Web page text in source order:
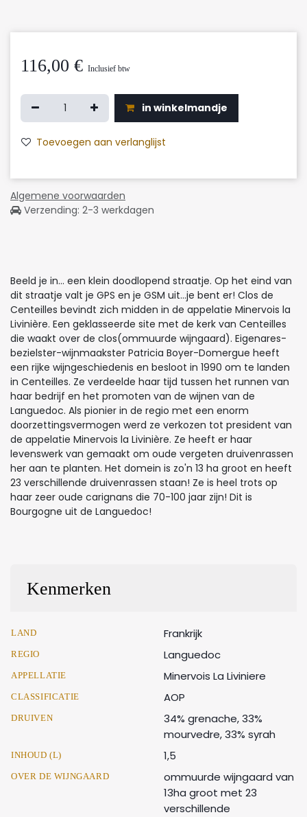
116,00 € Inclusief btw
in winkelmandje
Toevoegen aan verlanglijst
Algemene voorwaarden
Verzending: 2-3 werkdagen
Beeld je in... een klein doodlopend straatje. Op het eind van
dit straatje valt je GPS en je GSM uit...je bent er! Clos de
Centeilles bevindt zich midden in de appelatie Minervois la
Livinière. Een geklasseerde site met de kerk van Centeilles
die waakt over de clos(ommuurde wijngaard). Eigenares-
bezielster-wijnmaakster Patricia Boyer-Domergue heeft
een rijke wijngeschiedenis en besloot in 1990 om te landen
in Centeilles. Ze verdeelde haar tijd tussen het runnen van
haar bedrijf en het promoten van de wijnen van de
Languedoc. Als pionier in de regio met een enorm
doorzettingsvermogen werd ze verkozen tot president van
de appelatie Minervois la Livinière. Ze heeft er haar
levenswerk van gemaakt om oude vergeten druivenrassen
her aan te planten. Het domein is zo'n 13 ha groot en heeft
23 verschillende druivenrassen staan! Ze is heel trots op
haar zeer oude carignans die 70-100 jaar zijn! Dit is
Bourgogne uit de Languedoc!
Kenmerken
LAND Frankrijk
REGIO Languedoc
APPELLATIE Minervois La Liviniere
CLASSIFICATIE AOP
DRUIVEN
34% grenache, 33%
mourvedre, 33% syrah
INHOUD (L) 1,5
OVER DE WIJNGAARD
ommuurde wijngaard van
13ha groot met 23
verschillende